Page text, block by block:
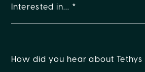
Interested in… *
How did you hear about Tethys